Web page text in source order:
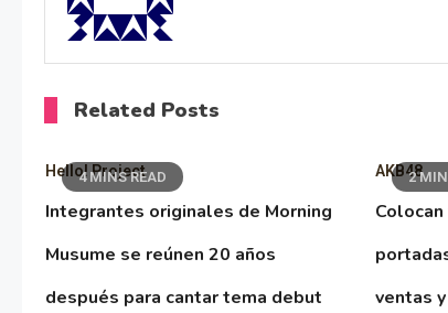
Related Posts
4 MINS READ
Hello! Project
Integrantes originales de Morning
Musume se reúnen 20 años
después para cantar tema debut
2
AKB48
ventas